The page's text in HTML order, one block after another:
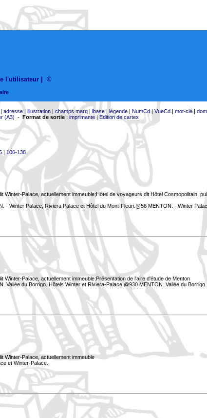
l'utilisateur ©
adresse| illustration| champs marq| lbase| légende| NumCd|VueCd| mot-clé|
(A3) - Format de sortie: imprimante|Edition de cartex
| 106-138
Palace, actuellement immeuble;Hôtel de voyageurs dit Hôtel Cosmopolitain,
Winter Palace, Riviera Palace et Hôtel du Mont-Fleuri.@56 MENTON. - Winter
Palace, actuellement immeuble;Présentation de l'aire d'étude de Menton
du Borrigo. Hôtels Winter et Riviera-Palace.@930 MENTON. Vallée du
Winter-Palace, actuellement immeuble
et Winter-Palace.